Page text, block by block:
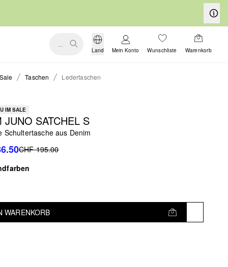
...
Land Mein Konto Wunschliste Warenkorb
Sale Taschen Ledertaschen
IM SALE
JUNO SATCHEL S
Schultertasche aus Denim
CHF 195.00
WARENKORB